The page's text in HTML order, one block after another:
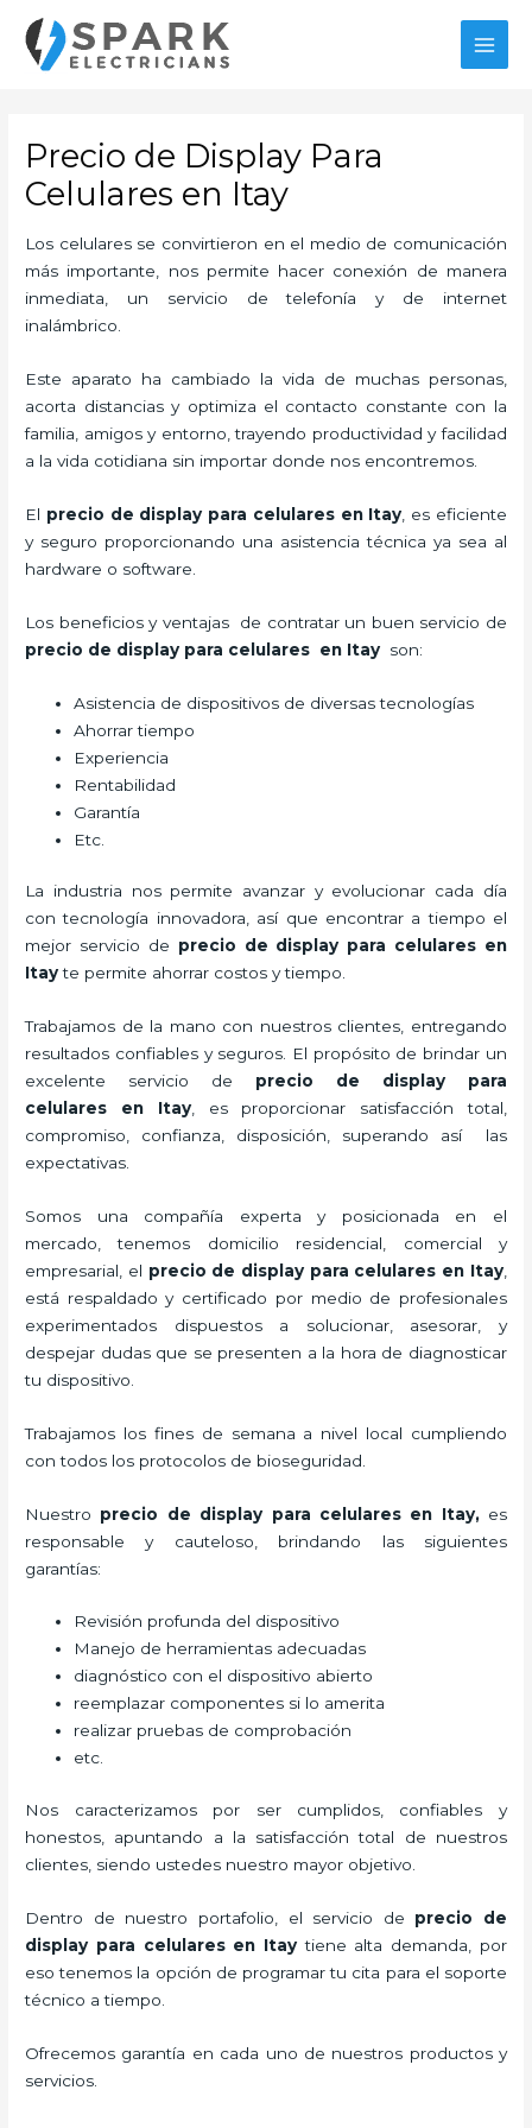
contenido
Precio de Display Para
Celulares en Itay
Los celulares se convirtieron en el medio de comunicación
más importante, nos permite hacer conexión de manera
inmediata, un servicio de telefonía y de internet
inalámbrico.
Este aparato ha cambiado la vida de muchas personas,
acorta distancias y optimiza el contacto constante con la
familia, amigos y entorno, trayendo productividad y facilidad
a la vida cotidiana sin importar donde nos encontremos.
El precio de display para celulares en Itay , es eficiente
y seguro proporcionando una asistencia técnica ya sea al
hardware o software.
Los beneficios y ventajas de contratar un buen servicio de
precio de display para celulares en Itay son:
Asistencia de dispositivos de diversas tecnologías
Ahorrar tiempo
Experiencia
Rentabilidad
Garantía
Etc.
La industria nos permite avanzar y evolucionar cada día
con tecnología innovadora, así que encontrar a tiempo el
mejor servicio de precio de display para celulares en
Itayte permite ahorrar costos y tiempo.
Trabajamos de la mano con nuestros clientes, entregando
resultados confiables y seguros. El propósito de brindar un
excelente servicio de precio de display para
celulares en Itay, es proporcionar satisfacción total,
compromiso, confianza, disposición, superando así las
expectativas.
Somos una compañía experta y posicionada en el
mercado, tenemos domicilio residencial, comercial y
empresarial, el precio de display para celulares en Itay,
está respaldado y certificado por medio de profesionales
experimentados dispuestos a solucionar, asesorar, y
despejar dudas que se presenten a la hora de diagnosticar
tu dispositivo.
Trabajamos los fines de semana a nivel local cumpliendo
con todos los protocolos de bioseguridad.
Nuestro precio de display para celulares en Itay, es
responsable y cauteloso, brindando las siguientes
garantías:
Revisión profunda del dispositivo
Manejo de herramientas adecuadas
diagnóstico con el dispositivo abierto
reemplazar componentes si lo amerita
realizar pruebas de comprobación
etc.
Nos caracterizamos por ser cumplidos, confiables y
honestos, apuntando a la satisfacción total de nuestros
clientes, siendo ustedes nuestro mayor objetivo.
Dentro de nuestro portafolio, el servicio de precio de
display para celulares en Itay tiene alta demanda, por
eso tenemos la opción de programar tu cita para el soporte
técnico a tiempo.
Ofrecemos garantía en cada uno de nuestros productos y
servicios.